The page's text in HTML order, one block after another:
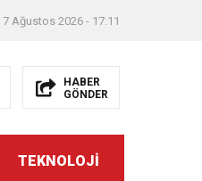
7 Ağustos 2026 - 17:11
HABER
GÖNDER
TEKNOLOJİ